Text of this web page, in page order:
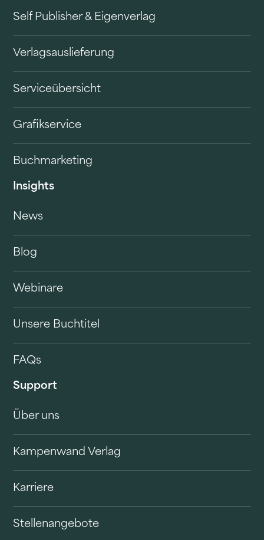
Self Publisher & Eigenverlag
Verlagsauslieferung
Serviceübersicht
Grafikservice
Buchmarketing
Insights
News
Blog
Webinare
Unsere Buchtitel
FAQs
Support
Über uns
Kampenwand Verlag
Karriere
Stellenangebote